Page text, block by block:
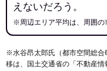
えないだろう。
※周辺エリア平均は、周囲の
※水谷昂太郎氏（都市空間総合
移は、国土交通省の「 不動産情